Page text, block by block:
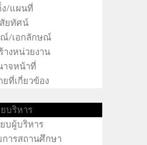
/แผนที่
ยทัศน์
/เอกลักษณ์
างหน่วยงาน
าจหน้าที่
ที่เกี่ยวข้อง
บริหาร
บผู้บริหาร
ารสถานศึกษา